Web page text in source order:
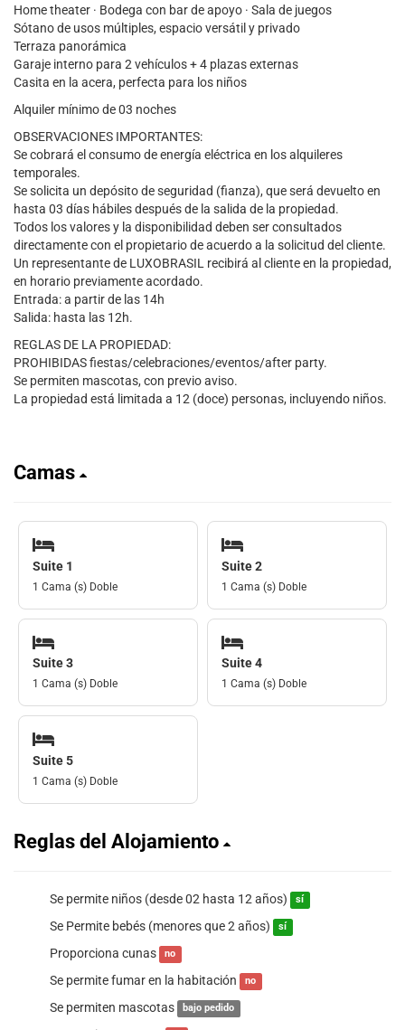
Home theater · Bodega con bar de apoyo · Sala de juegos
Sótano de usos múltiples, espacio versátil y privado
Terraza panorámica
Garaje interno para 2 vehículos + 4 plazas externas
Casita en la acera, perfecta para los niños
Alquiler mínimo de 03 noches
OBSERVACIONES IMPORTANTES:
Se cobrará el consumo de energía eléctrica en los alquileres
temporales.
Se solicita un depósito de seguridad (fianza), que será devuelto en
hasta 03 días hábiles después de la salida de la propiedad.
Todos los valores y la disponibilidad deben ser consultados
directamente con el propietario de acuerdo a la solicitud del cliente.
Un representante de LUXOBRASIL recibirá al cliente en la propiedad,
en horario previamente acordado.
Entrada: a partir de las 14h
Salida: hasta las 12h.
REGLAS DE LA PROPIEDAD:
PROHIBIDAS fiestas/celebraciones/eventos/after party.
Se permiten mascotas, con previo aviso.
La propiedad está limitada a 12 (doce) personas, incluyendo niños.
Camas
Suite 1
1 Cama (s) Doble
Suite 2
1 Cama (s) Doble
Suite 3
1 Cama (s) Doble
Suite 4
1 Cama (s) Doble
Suite 5
1 Cama (s) Doble
Reglas del Alojamiento
Se permite niños (desde 02 hasta 12 años) sí
Se Permite bebés (menores que 2 años) sí
Proporciona cunas no
Se permite fumar en la habitación no
Se permiten mascotas bajo pedido